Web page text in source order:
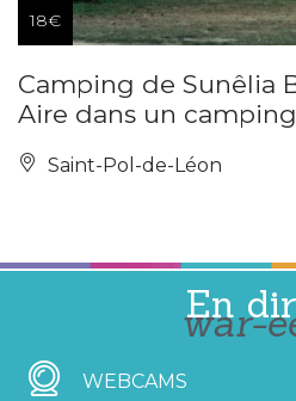
18€
Camping de Sunêlia
Aire dans un camping
Saint-Pol-de-Léon
En
war-
WEBCAMS